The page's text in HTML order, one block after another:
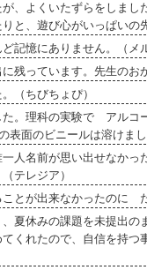
、よくいたずらをしま
と、遊び心がいっぱいの
記憶にありません。（メ
残っています。先生の
（ちびちょぴ）
。理科の実験で アルコ
表面のビニールは溶けま
人名前が思い出せなか
テレジア）
とが出来なかったのに
夏休みの課題を未提出の
くれたので、自信を持つ